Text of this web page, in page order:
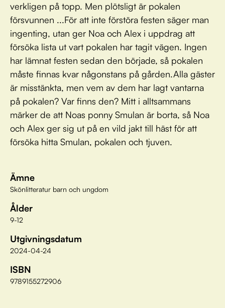
verkligen på topp. Men plötsligt är pokalen
försvunnen ...För att inte förstöra festen säger man
ingenting, utan ger Noa och Alex i uppdrag att
försöka lista ut vart pokalen har tagit vägen. Ingen
har lämnat festen sedan den började, så pokalen
måste finnas kvar någonstans på gården.Alla gäster
är misstänkta, men vem av dem har lagt vantarna
på pokalen? Var finns den? Mitt i alltsammans
märker de att Noas ponny Smulan är borta, så Noa
och Alex ger sig ut på en vild jakt till häst för att
försöka hitta Smulan, pokalen och tjuven.
Ämne
Skönlitteratur barn och ungdom
Ålder
9-12
Utgivningsdatum
2024-04-24
ISBN
9789155272906